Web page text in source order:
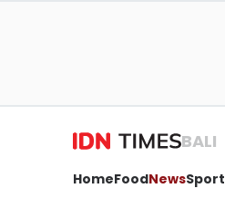
BALI
HomeFoodNewsSport